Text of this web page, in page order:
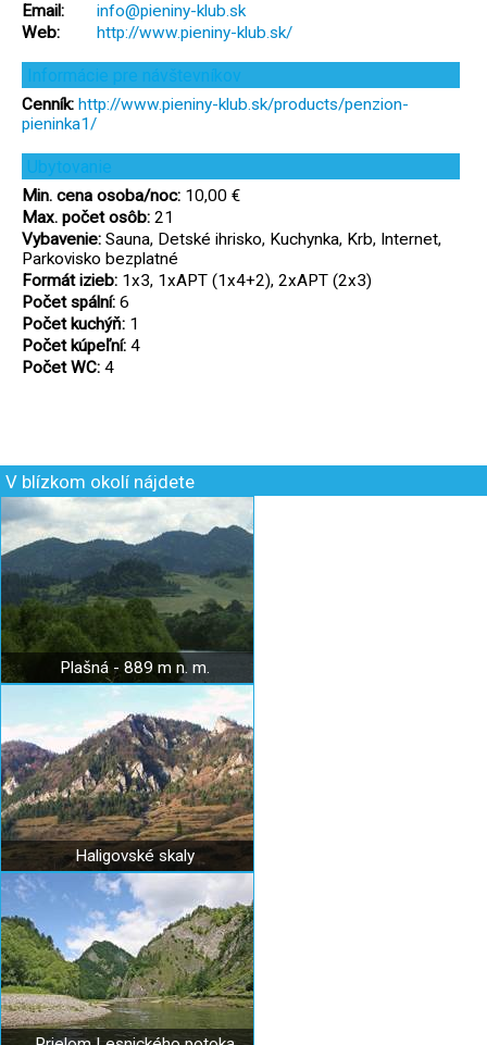
Email:
info@pieniny-klub.sk
Web:
http://www.pieniny-klub.sk/
Informácie pre návštevníkov
Cenník: http://www.pieniny-klub.sk/products/penzion-
pieninka1/
Ubytovanie
Min. cena osoba/noc: 10,00 €
Max. počet osôb: 21
Vybavenie: Sauna, Detské ihrisko, Kuchynka, Krb, Internet,
Parkovisko bezplatné
Formát izieb: 1x3, 1xAPT (1x4+2), 2xAPT (2x3)
Počet spální: 6
Počet kuchýň: 1
Počet kúpeľní: 4
Počet WC: 4
V blízkom okolí nájdete
Plašná - 889 m n. m.
Haligovské skaly